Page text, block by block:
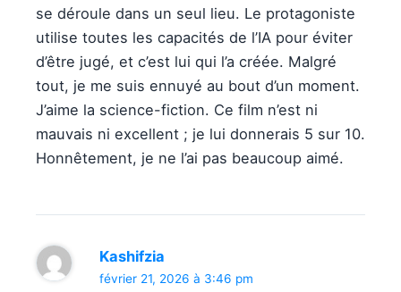
se déroule dans un seul lieu. Le protagoniste
utilise toutes les capacités de l’IA pour éviter
d’être jugé, et c’est lui qui l’a créée. Malgré
tout, je me suis ennuyé au bout d’un moment.
J’aime la science-fiction. Ce film n’est ni
mauvais ni excellent ; je lui donnerais 5 sur 10.
Honnêtement, je ne l’ai pas beaucoup aimé.
Kashifzia
février 21, 2026 à 3:46 pm